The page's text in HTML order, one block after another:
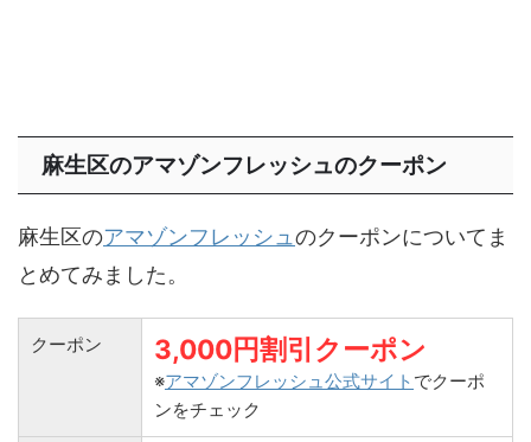
麻生区のアマゾンフレッシュのクーポン
麻生区のアマゾンフレッシュ のクーポンについてま
とめてみました。
クーポン 3,000円割引クーポン
※アマゾンフレッシュ公式サイト でクーポ
ンをチェック